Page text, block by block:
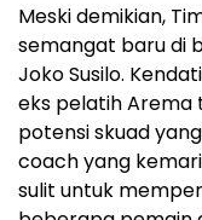
Meski demikian,
semangat baru di
Joko Susilo.
eks pelatih
potensi skuad
coach yang
sulit untuk